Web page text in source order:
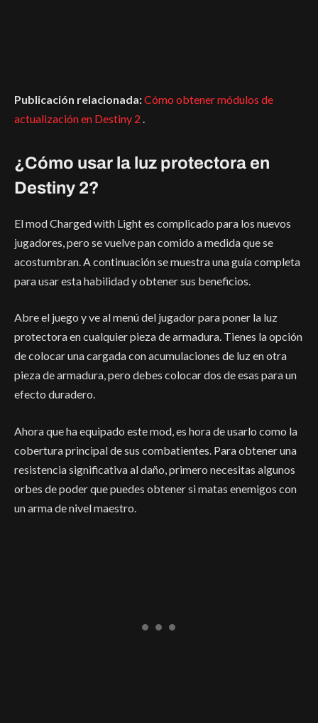
Publicación relacionada:Cómo obtener módulos de
actualización en Destiny 2
¿Cómo usar la luz protectora en
Destiny 2?
El mod Charged with Light es complicado para los nuevos
jugadores, pero se vuelve pan comido a medida que se
acostumbran. A continuación se muestra una guía completa
para usar esta habilidad y obtener sus beneficios.
Abre el juego y ve al menú del jugador para poner la luz
protectora en cualquier pieza de armadura. Tienes la opción
de colocar una cargada con acumulaciones de luz en otra
pieza de armadura, pero debes colocar dos de esas para un
efecto duradero.
Ahora que ha equipado este mod, es hora de usarlo como la
cobertura principal de sus combatientes. Para obtener una
resistencia significativa al daño, primero necesitas algunos
orbes de poder que puedes obtener si matas enemigos con
un arma de nivel maestro.